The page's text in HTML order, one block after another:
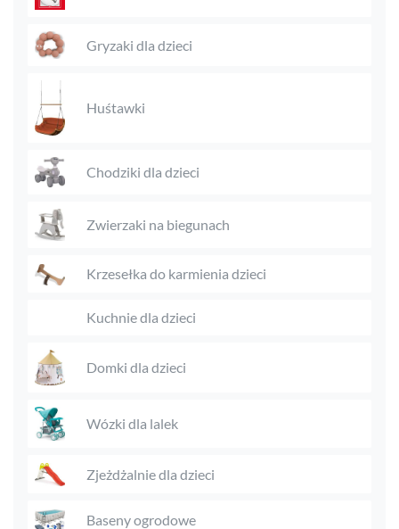
Gryzaki dla dzieci
Huśtawki
Chodziki dla dzieci
Zwierzaki na biegunach
Krzesełka do karmienia dzieci
Kuchnie dla dzieci
Domki dla dzieci
Wózki dla lalek
Zjeżdżalnie dla dzieci
Baseny ogrodowe